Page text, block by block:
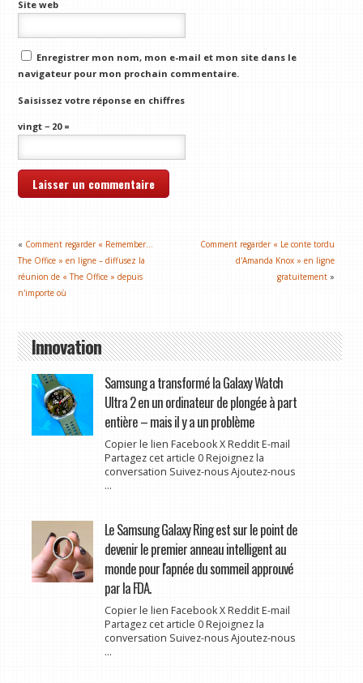
Site web
Enregistrer mon nom, mon e-mail et mon site dans le
navigateur pour mon prochain commentaire.
Saisissez votre réponse en chiffres
vingt − 20 =
« Comment regarder « Remember…
The Office » en ligne – diffusez la
réunion de « The Office » depuis
n'importe où
Comment regarder « Le conte tordu
d'Amanda Knox » en ligne
gratuitement »
Innovation
Samsung a transformé la Galaxy Watch
Ultra 2 en un ordinateur de plongée à part
entière – mais il y a un problème
Copier le lien Facebook X Reddit E-mail
Partagez cet article 0 Rejoignez la
conversation Suivez-nous Ajoutez-nous
...
Le Samsung Galaxy Ring est sur le point de
devenir le premier anneau intelligent au
monde pour l'apnée du sommeil approuvé
par la FDA.
Copier le lien Facebook X Reddit E-mail
Partagez cet article 0 Rejoignez la
conversation Suivez-nous Ajoutez-nous
...